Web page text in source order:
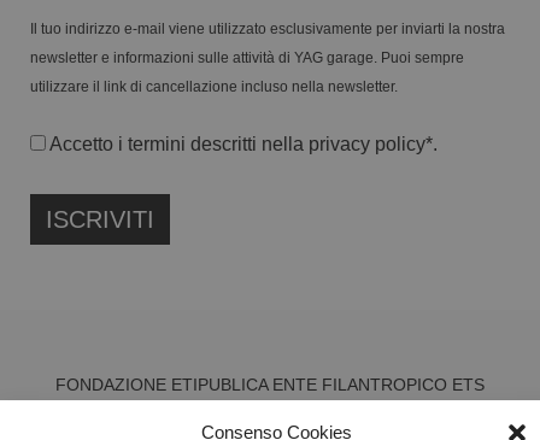
Consenso Cookies
Il tuo indirizzo e-mail viene utilizzato esclusivamente per inviarti la nostra
newsletter e informazioni sulle attività di YAG garage. Puoi sempre
utilizzare il link di cancellazione incluso nella newsletter.
Accetto i termini descritti nella privacy policy*.
FONDAZIONE ETIPUBLICA ENTE FILANTROPICO ETS